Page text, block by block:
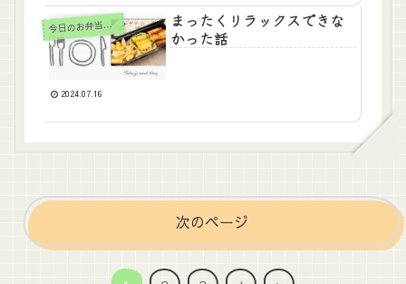
今日のお弁当＆おかず
まったくリラックスできな
かった話
2024.07.16
次のページ